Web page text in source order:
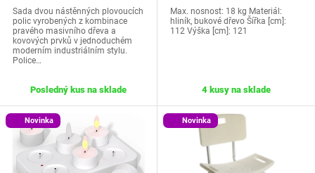
Sada dvou nástěnných plovoucích
polic vyrobených z kombinace
pravého masivního dřeva a
kovových prvků v jednoduchém
moderním industriálním stylu.
Police…
Posledný kus na sklade
Max. nosnost: 18 kg Materiál:
hliník, bukové dřevo Šířka [cm]:
112 Výška [cm]: 121
4 kusy na sklade
Novinka Novinka